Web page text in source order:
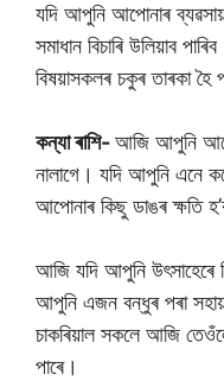
যদি আপুনি আপোনাৰ
সমাধান বিচাৰি উলিয়াব
বিষয়াসকলৰ চকুৰ তাৰকা হৈ
কন্যা ৰাশি-আজি আপুনি
নালাগে। যদি আপুনি এনে
আপোনাৰ কিছু ডাঙৰ ক্ষতি
আজি যদি আপুনি উৎসাহেৰে
আপুনি এজন বন্ধুৰ পৰা
চাকৰিয়াল সকলে আজি
পাৰে।